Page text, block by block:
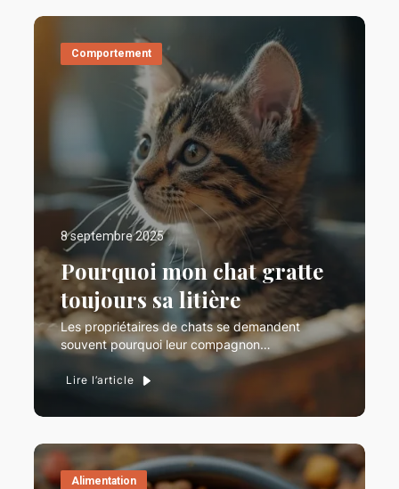
Comportement
8 septembre 2025
Pourquoi mon chat gratte
toujours sa litière
Les propriétaires de chats se demandent
souvent pourquoi leur compagnon…
Lire l’article
Alimentation